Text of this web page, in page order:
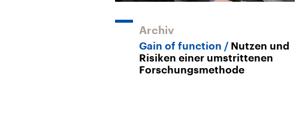
Archiv
Gain of function
Nutzen und
Risiken einer umstrittenen
Forschungsmethode